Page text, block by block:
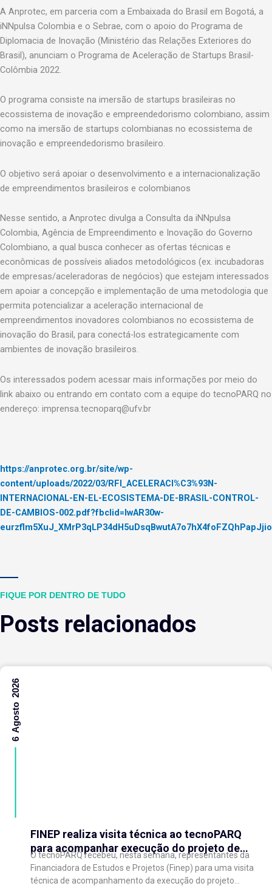
A Anprotec, em parceria com a Embaixada do Brasil em Bogotá, a
iNNpulsa Colombia e o Sebrae, com o apoio do Programa de
Diplomacia de Inovação (Ministério das Relações Exteriores do
Brasil), anunciam o Programa de Aceleração de Startups Brasil-
Colômbia 2022.
O programa consiste na imersão de startups brasileiras no
ecossistema de inovação e empreendedorismo colombiano, assim
como na imersão de startups colombianas no ecossistema de
inovação e empreendedorismo brasileiro.
O objetivo será apoiar o desenvolvimento e a internacionalização
de empreendimentos brasileiros e colombianos
Nesse sentido, a Anprotec divulga a Consulta da iNNpulsa
Colombia, Agência de Empreendimento e Inovação do Governo
Colombiano, a qual busca conhecer as ofertas técnicas e
econômicas de possíveis aliados metodológicos (ex. incubadoras
de empresas/aceleradoras de negócios) que estejam interessados
em apoiar a concepção e implementação de uma metodologia que
permita potencializar a aceleração internacional de
empreendimentos inovadores colombianos no ecossistema de
inovação do Brasil, para conectá-los estrategicamente com
ambientes de inovação brasileiros.
Os interessados podem acessar mais informações por meio do
link abaixo ou entrando em contato com a equipe do tecnoPARQ no
endereço: imprensa.tecnoparq@ufv.br
https://anprotec.org.br/site/wp-
content/uploads/2022/03/RFI_ACELERACI%C3%93N-
INTERNACIONAL-EN-EL-ECOSISTEMA-DE-BRASIL-CONTROL-
DE-CAMBIOS-002.pdf?fbclid=IwAR30w-
eurzflm5XuJ_XMrP3qLP34dH5uDsqBwutA7o7hX4foFZQhPapJjio
FIQUE POR DENTRO DE TUDO
Posts relacionados
FINEP realiza visita técnica ao tecnoPARQ
para acompanhar execução do projeto de
expansão do Parque Tecnológico
O tecnoPARQ recebeu, nesta semana, representantes da
Financiadora de Estudos e Projetos (Finep) para uma visita
técnica de acompanhamento da execução do projeto
6 Agosto 2026